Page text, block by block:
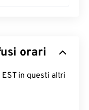
orari
in questi altri